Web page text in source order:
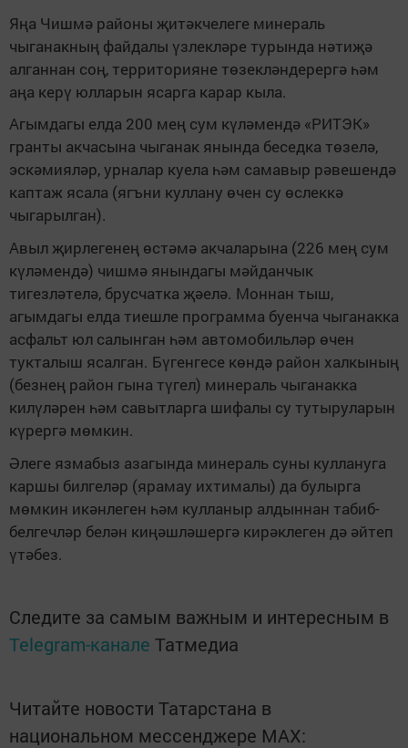
Яңа Чишмә районы җитәкчелеге минераль
чыганакның файдалы үзлекләре турында нәтиҗә
алганнан соң, территорияне төзекләндерергә һәм
аңа керү юлларын ясарга карар кыла.
Агымдагы елда 200 мең сум күләмендә «РИТЭК»
гранты акчасына чыганак янында беседка төзелә,
эскәмияләр, урналар куела һәм самавыр рәвешендә
каптаж ясала (ягъни куллану өчен су өслеккә
чыгарылган).
Авыл җирлегенең өстәмә акчаларына (226 мең сум
күләмендә) чишмә янындагы мәйданчык
тигезләтелә, брусчатка җәелә. Моннан тыш,
агымдагы елда тиешле программа буенча чыганакка
асфальт юл салынган һәм автомобильләр өчен
тукталыш ясалган. Бүгенгесе көндә район халкының
(безнең район гына түгел) минераль чыганакка
килүләрен һәм савытларга шифалы су тутыруларын
күрергә мөмкин.
Әлеге язмабыз азагында минераль суны куллануга
каршы билгеләр (ярамау ихтималы) да булырга
мөмкин икәнлеген һәм кулланыр алдыннан табиб-
белгечләр белән киңәшләшергә кирәклеген дә әйтеп
үтәбез.
Следите за самым важным и интересным в
Telegram-канале Татмедиа
Читайте новости Татарстана в
национальном мессенджере MАХ: